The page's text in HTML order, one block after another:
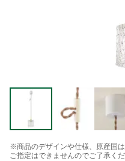
※商品のデザインや仕様、原産国
ご指定はできませんのでご了承くだ